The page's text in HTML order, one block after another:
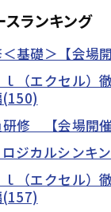
スランキング
基礎＞【会場
ｌ（エクセル）
(150)
修 【会場開催
ジカルシンキ
ｌ（エクセル）
(157)